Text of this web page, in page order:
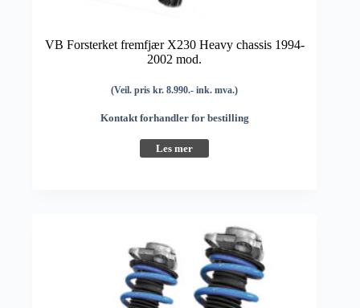
VB Forsterket fremfjær X230 Heavy chassis 1994-
2002 mod.
(Veil. pris kr. 8.990.- ink. mva.)
Kontakt forhandler for bestilling
Les mer